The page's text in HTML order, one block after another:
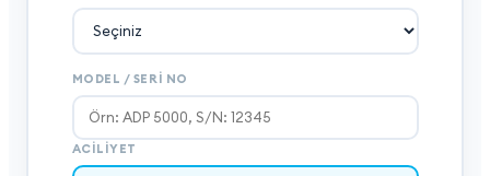
MODEL / SERI NO
ACILIYET